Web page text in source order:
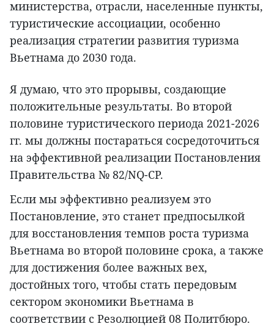
министерства, отрасли, населенные пункты,
туристические ассоциации, особенно
реализация стратегии развития туризма
Вьетнама до 2030 года.
Я думаю, что это прорывы, создающие
положительные результаты. Во второй
половине туристического периода 2021-2026
гг. мы должны постараться сосредоточиться
на эффективной реализации Постановления
Правительства № 82/NQ-CP.
Если мы эффективно реализуем это
Постановление, это станет предпосылкой
для восстановления темпов роста туризма
Вьетнама во второй половине срока, а также
для достижения более важных вех,
достойных того, чтобы стать передовым
сектором экономики Вьетнама в
соответствии с Резолюцией 08 Политбюро.